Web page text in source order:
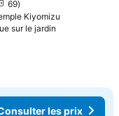
69
Kiyomizu
sur le jardin
les prix